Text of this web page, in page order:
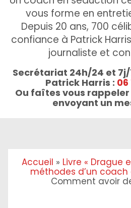
vous forme en
Depuis 20 ans, 700
confiance à Patrick
journaliste et
Secrétariat 24h/24 et 7j/
Patrick Harris : 06
Ou faîtes vous
envoyant un
Accueil » Livre « Drague
méthodes d’un
Comment avoir